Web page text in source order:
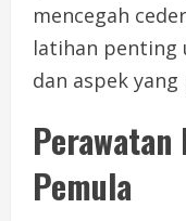
mencegah
latihan penting
dan aspek
Pemula